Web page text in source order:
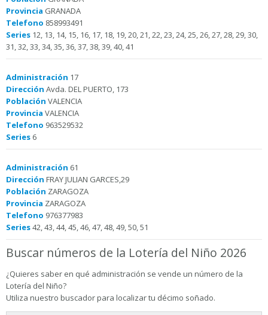
Provincia GRANADA
Telefono 858993491
Series 12, 13, 14, 15, 16, 17, 18, 19, 20, 21, 22, 23, 24, 25, 26, 27, 28, 29, 30,
31, 32, 33, 34, 35, 36, 37, 38, 39, 40, 41
Administración 17
Dirección Avda. DEL PUERTO, 173
Población VALENCIA
Provincia VALENCIA
Telefono 963529532
Series 6
Administración 61
Dirección FRAY JULIAN GARCES,29
Población ZARAGOZA
Provincia ZARAGOZA
Telefono 976377983
Series42, 43, 44, 45, 46, 47, 48, 49, 50, 51
Buscar números de la Lotería del Niño 2026
¿Quieres saber en qué administración se vende un número de la
Lotería del Niño?
Utiliza nuestro buscador para localizar tu décimo soñado.